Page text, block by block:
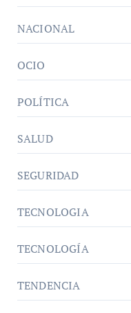
NACIONAL
OCIO
POLÍTICA
SALUD
SEGURIDAD
TECNOLOGIA
TECNOLOGÍA
TENDENCIA